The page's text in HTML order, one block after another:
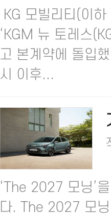
KG 모빌리티(이
‘KGM 뉴 토레스
고 본계약에 돌입
시 이후...
‘The 2027 모닝’
다. The 2027 모